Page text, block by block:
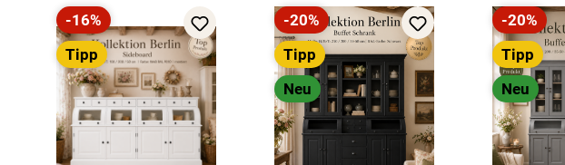
Rabatt
-16%
Tipp
Rabatt
-20%
Tipp
Neu
Rabatt
-20%
Tipp
Neu